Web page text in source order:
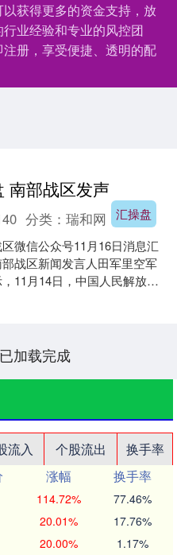
获得更多的资金支持，放
业经验和专业的风控团
册，享受便捷、透明的配
南部战区发声
汇操盘
分类：瑞和网
微信公众号11月16日消息汇
战区新闻发言人田军里空军
11月14日，中国人民解放军
加载完成
流入 个股流出
换手率
涨幅
换手率
114.72% 77.46%
20.01% 17.76%
20.00% 1.17%